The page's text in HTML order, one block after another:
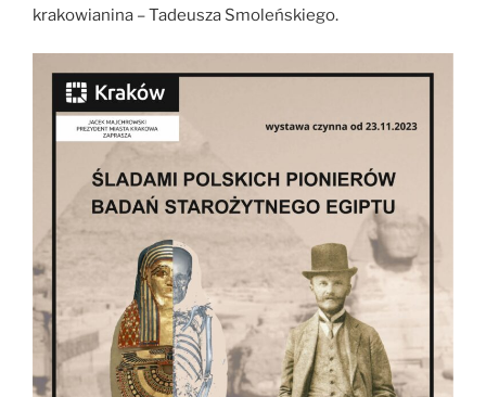
krakowianina – Tadeusza Smoleńskiego.